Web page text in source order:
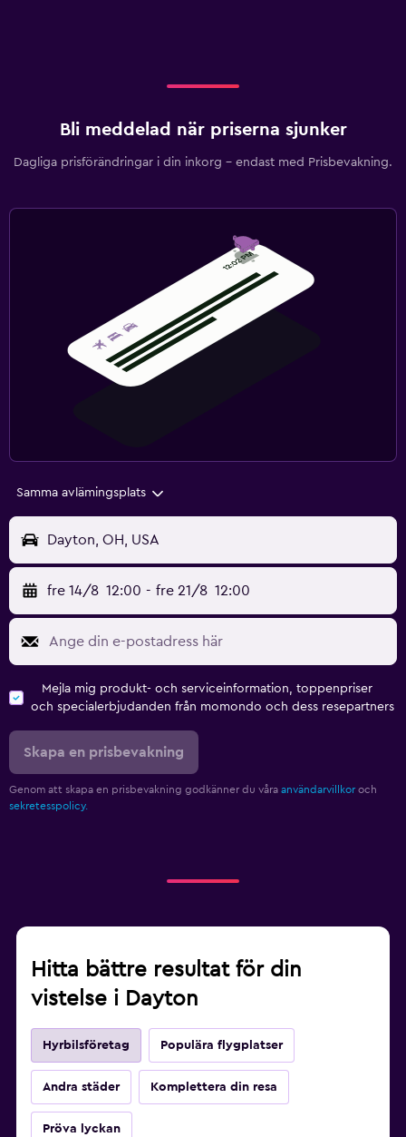
Bli meddelad när priserna sjunker
Dagliga prisförändringar i din inkorg – endast med Prisbevakning.
Samma avlämingsplats
Dayton, OH, USA
fre 14/8 12:00 - fre 21/8 12:00
Mejla mig produkt- och serviceinformation, toppenpriser
och specialerbjudanden från momondo och dess resepartners
Skapa en prisbevakning
Genom att skapa en prisbevakning godkänner du våra användarvillkor och
sekretesspolicy.
Hitta bättre resultat för din
vistelse i Dayton
Hyrbilsföretag Populära flygplatser
Andra städer Komplettera din resa
Pröva lyckan